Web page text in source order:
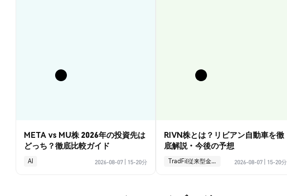
META vs MU株 2026年の投資先は
どっち？徹底比較ガイド
AI 2026-08-07 15-20分
RIVN株とは？リビアン自動車を徹
底解説・今後の予想
TradFi(従来型金融) 2026-08-07 15-20分